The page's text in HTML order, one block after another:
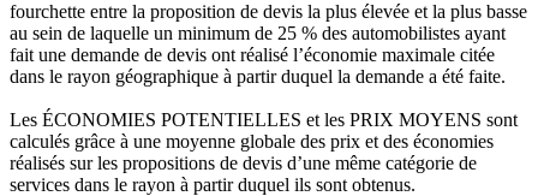
fourchette entre la proposition de devis la plus élevée et la plus basse
au sein de laquelle un minimum de 25 % des automobilistes ayant
fait une demande de devis ont réalisé l’économie maximale citée
dans le rayon géographique à partir duquel la demande a été faite.
Les ÉCONOMIES POTENTIELLES et les PRIX MOYENS sont
calculés grâce à une moyenne globale des prix et des économies
réalisés sur les propositions de devis d’une même catégorie de
services dans le rayon à partir duquel ils sont obtenus.